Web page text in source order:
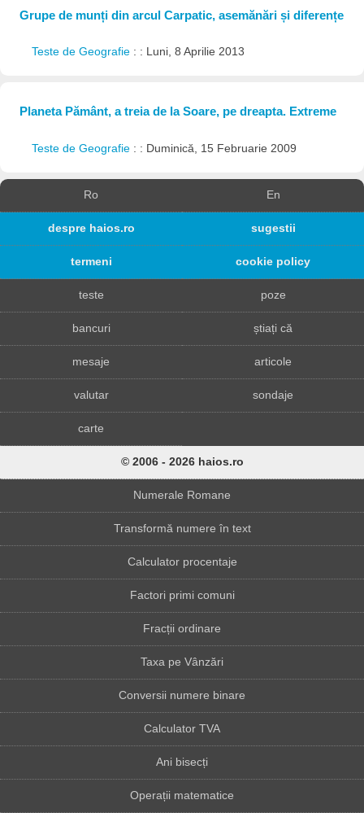
Grupe de munți din arcul Carpatic, asemănări și diferențe
Teste de Geografie : : Luni, 8 Aprilie 2013
Planeta Pământ, a treia de la Soare, pe dreapta. Extreme
Teste de Geografie : : Duminică, 15 Februarie 2009
Ro En
despre haios.ro sugestii
termeni cookie policy
teste poze
bancuri știați că
mesaje articole
valutar sondaje
carte
© 2006 - 2026 haios.ro
Numerale Romane
Transformă numere în text
Calculator procentaje
Factori primi comuni
Fracții ordinare
Taxa pe Vânzări
Conversii numere binare
Calculator TVA
Ani bisecți
Operații matematice